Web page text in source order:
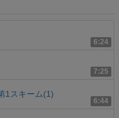
6:24
7:25
6:44
1スキーム(1)